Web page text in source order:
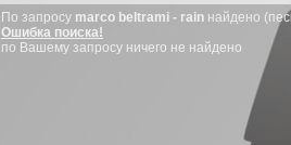
По запросу marco beltrami - rain найдено
Ошибка поиска!
по Вашему запросу ничего не найдено